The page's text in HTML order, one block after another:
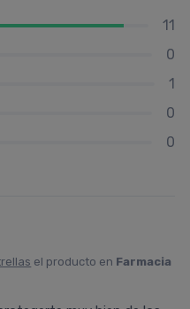
11
0
1
0
0
el producto en Farmacia